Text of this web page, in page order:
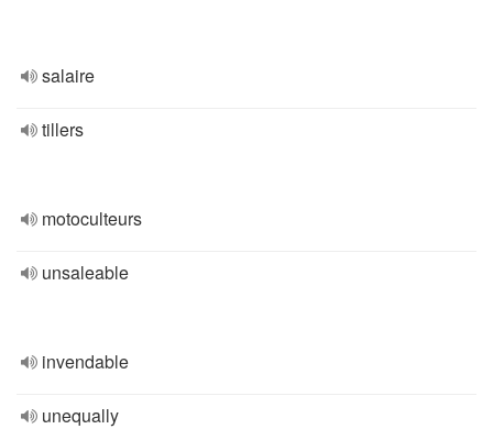
salaire
tillers
motoculteurs
unsaleable
invendable
unequally